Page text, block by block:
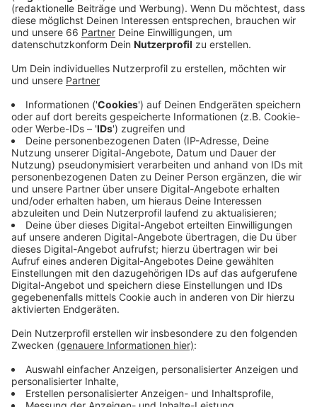
Donnerstag, 21.01.2021 12:39
Betroffen sind vor allem Krankenhäuser. Außer der Uni-
Klinik, die ihr Personal mit dem Moderna-Präparat
impft, mussten alle ihre Impfaktion stoppen. Aber
auch Altenheime sind betroffen. Laut der Stadt
wurden zehn vereinbarte Termine abgesagt. Sie sollen
im Februar nachgeholt werden. Das betrifft allerdings
nur Erstimpfungen. Wer seine zweite Spritze erwartet,
wird diese auch am vereinbarten Termin bekommen.
Das Impfzentrum in der Arena startet eine Woche
später. Trotzdem soll die Terminvergabe am Montag
starten. Laut NRW-Gesundheitsminister Laumann
werden Termine für acht Wochen vergeben.
Stadt Düsseldorf: Infos zu Impf-Terminen!